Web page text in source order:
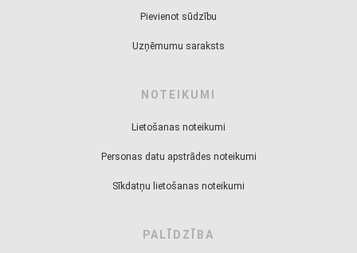
Pievienot sūdzību
Uzņēmumu saraksts
NOTEIKUMI
Lietošanas noteikumi
Personas datu apstrādes noteikumi
Sīkdatņu lietošanas noteikumi
PALĪDZĪBA